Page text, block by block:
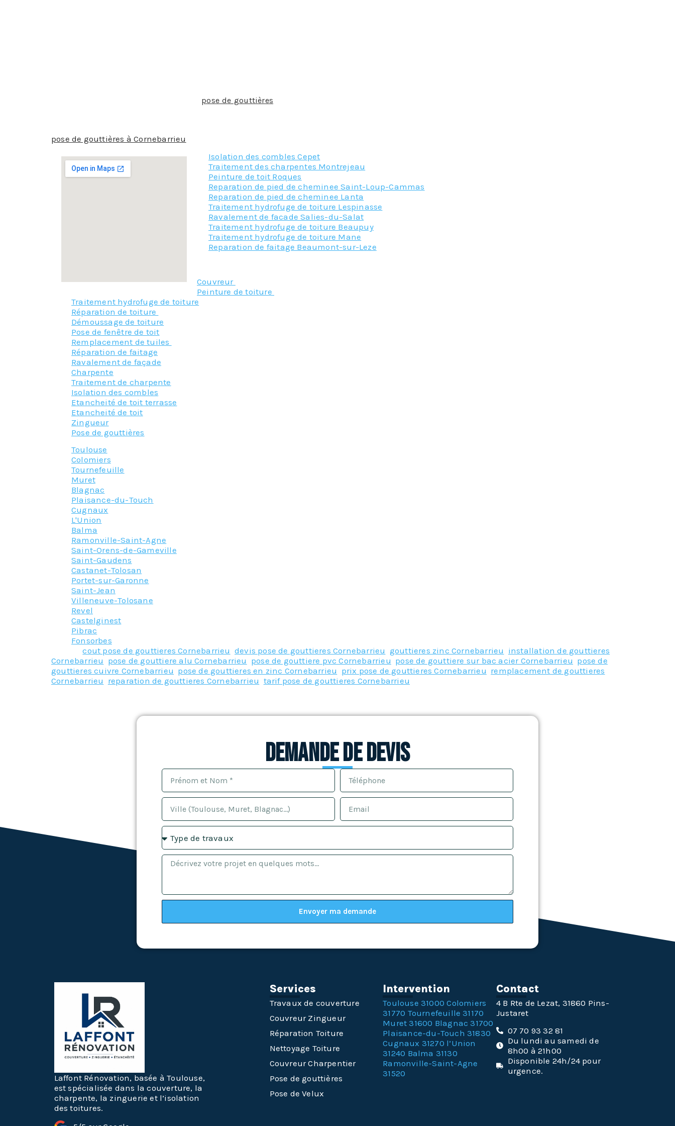
pose de gouttières
pose de gouttières à Cornebarrieu
Isolation des combles Cepet
Traitement des charpentes Montrejeau
Peinture de toit Roques
Reparation de pied de cheminee Saint-Loup-Cammas
Reparation de pied de cheminee Lanta
Traitement hydrofuge de toiture Lespinasse
Ravalement de facade Salies-du-Salat
Traitement hydrofuge de toiture Beaupuy
Traitement hydrofuge de toiture Mane
Reparation de faitage Beaumont-sur-Leze
Couvreur
Peinture de toiture
Traitement hydrofuge de toiture
Réparation de toiture
Démoussage de toiture
Pose de fenêtre de toit
Remplacement de tuiles
Réparation de faitage
Ravalement de façade
Charpente
Traitement de charpente
Isolation des combles
Etancheité de toit terrasse
Etancheité de toit
Zingueur
Pose de gouttières
Toulouse
Colomiers
Tournefeuille
Muret
Blagnac
Plaisance-du-Touch
Cugnaux
L'Union
Balma
Ramonville-Saint-Agne
Saint-Orens-de-Gameville
Saint-Gaudens
Castanet-Tolosan
Portet-sur-Garonne
Saint-Jean
Villeneuve-Tolosane
Revel
Castelginest
Pibrac
Fonsorbes
Taggedcout pose de gouttieres Cornebarrieu ,devis pose de gouttieres Cornebarrieu gouttieres zinc Cornebarrieu installation de gouttieres
Cornebarrieu pose de gouttiere alu Cornebarrieu pose de gouttiere pvc Cornebarrieu pose de gouttiere sur bac acier Cornebarrieu pose de
gouttieres cuivre Cornebarrieu pose de gouttieres en zinc Cornebarrieu prix pose de gouttieres Cornebarrieu remplacement de gouttieres
Cornebarrieu reparation de gouttieres Cornebarrieu tarif pose de gouttieres Cornebarrieu
Demande de devis
Envoyer ma demande
Laffont Rénovation, basée à Toulouse,
est spécialisée dans la couverture, la
charpente, la zinguerie et l’isolation
des toitures.
Services
Travaux de couverture
Couvreur Zingueur
Réparation Toiture
Nettoyage Toiture
Couvreur Charpentier
Pose de gouttières
Pose de Velux
Intervention
Toulouse 31000 Colomiers
31770 Tournefeuille 31170
Muret 31600 Blagnac 31700
Plaisance-du-Touch 31830
Cugnaux 31270 l’Union
31240 Balma 31130
Ramonville-Saint-Agne
31520
Contact
4 B Rte de Lezat, 31860 Pins-
Justaret
07 70 93 32 81
Du lundi au samedi de
8h00 à 21h00
Disponible 24h/24 pour
urgence.